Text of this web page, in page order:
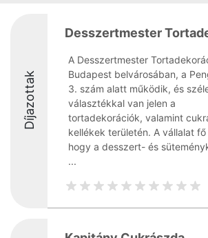
Díjazottak
Desszertmester
A Desszertmester
Budapest belvárosában, a
3. szám alatt működik, és
választékkal van jelen a
tortadekorációk, valamint
kellékek területén. A vállalat fő
hogy a desszert- és
...